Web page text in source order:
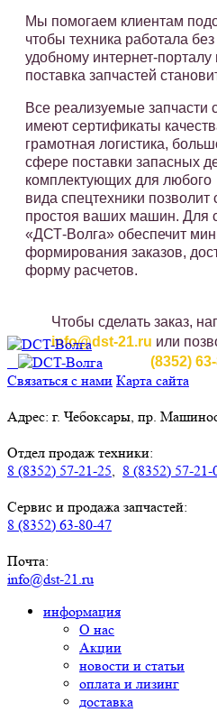
Мы помогаем клиентам
чтобы техника работала
удобному интернет-порталу
поставка запчастей
Все реализуемые запчасти
имеют сертификаты
грамотная логистика,
сфере поставки запасных
комплектующих для любого
вида спецтехники позволит
простоя ваших машин. Для
«ДСТ-Волга» обеспечит
формирования заказов,
форму расчетов.
Чтобы сделать заказ,
info@dst-21.ru или
(8352)
Связаться с нами Карта сайта
Адрес: г. Чебоксары, пр.
Отдел продаж техники:
8 (8352) 57-21-25, 8 (8352) 57-21-
Сервис и продажа запчастей:
8 (8352) 63-80-47
Почта:
info@dst-21.ru
информация
О нас
Акции
новости и статьи
оплата и лизинг
доставка